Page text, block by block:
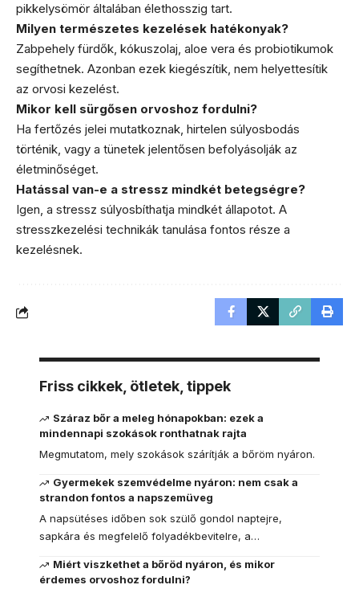
pikkelysömör általában élethosszig tart.
Milyen természetes kezelések hatékonyak?
Zabpehely fürdők, kókuszolaj, aloe vera és probiotikumok
segíthetnek. Azonban ezek kiegészítik, nem helyettesítik
az orvosi kezelést.
Mikor kell sürgősen orvoshoz fordulni?
Ha fertőzés jelei mutatkoznak, hirtelen súlyosbodás
történik, vagy a tünetek jelentősen befolyásolják az
életminőséget.
Hatással van-e a stressz mindkét betegségre?
Igen, a stressz súlyosbíthatja mindkét állapotot. A
stresszkezelési technikák tanulása fontos része a
kezelésnek.
Friss cikkek, ötletek, tippek
Száraz bőr a meleg hónapokban: ezek a
mindennapi szokások ronthatnak rajta
Megmutatom, mely szokások szárítják a bőröm nyáron.
Gyermekek szemvédelme nyáron: nem csak a
strandon fontos a napszemüveg
A napsütéses időben sok szülő gondol naptejre,
sapkára és megfelelő folyadékbevitelre, a…
Miért viszkethet a bőröd nyáron, és mikor
érdemes orvoshoz fordulni?